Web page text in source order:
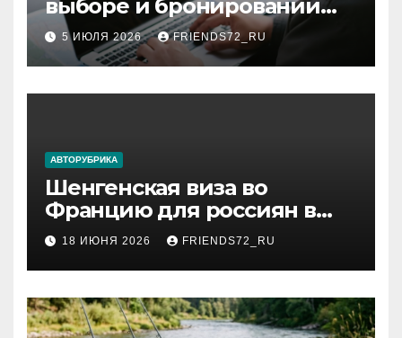
выборе и бронировании
авиабилетов
5 ИЮЛЯ 2026 FRIENDS72_RU
АВТОРУБРИКА
Шенгенская виза во
Францию для россиян в
2026 году: сроки от 3 дней
и список необходимых
документов
18 ИЮНЯ 2026 FRIENDS72_RU